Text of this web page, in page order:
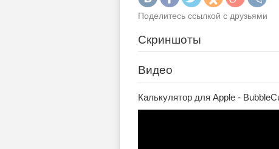
Поделитесь ссылкой с друзьями
Скриншоты
Видео
Калькулятор для Apple -